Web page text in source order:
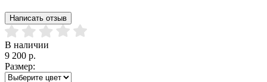
Написать отзыв
В наличии
9 200 р.
Размер: